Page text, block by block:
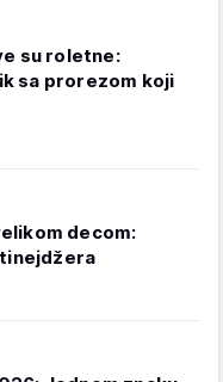
su roletne:
sa prorezom koji
decom: